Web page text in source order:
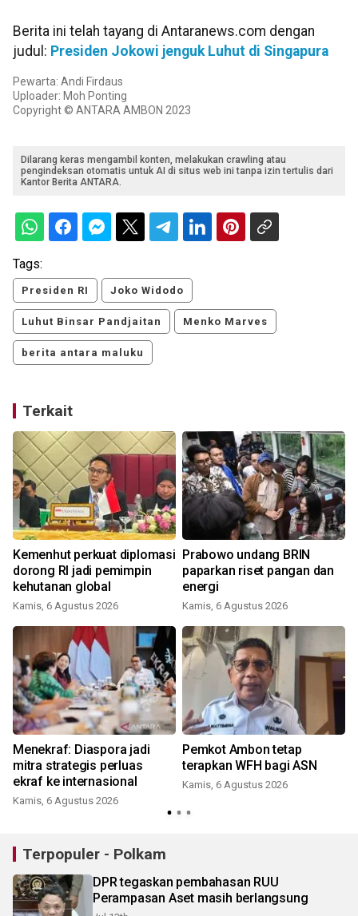
Berita ini telah tayang di Antaranews.com dengan
judul: Presiden Jokowi jenguk Luhut di Singapura
Pewarta: Andi Firdaus
Uploader: Moh Ponting
Copyright © ANTARA AMBON 2023
Dilarang keras mengambil konten, melakukan crawling atau
pengindeksan otomatis untuk AI di situs web ini tanpa izin tertulis dari
Kantor Berita ANTARA.
Tags:
Presiden RI Joko Widodo
Luhut Binsar Pandjaitan Menko Marves
berita antara maluku
Terkait
Kemenhut perkuat diplomasi
dorong RI jadi pemimpin
kehutanan global
Kamis, 6 Agustus 2026
Prabowo undang BRIN
paparkan riset pangan dan
energi
Kamis, 6 Agustus 2026
Menekraf: Diaspora jadi
mitra strategis perluas
ekraf ke internasional
Kamis, 6 Agustus 2026
Pemkot Ambon tetap
terapkan WFH bagi ASN
Kamis, 6 Agustus 2026
Terpopuler - Polkam
DPR tegaskan pembahasan RUU
Perampasan Aset masih berlangsung